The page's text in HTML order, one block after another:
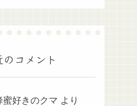
のコメント
蜜好きのクマ より